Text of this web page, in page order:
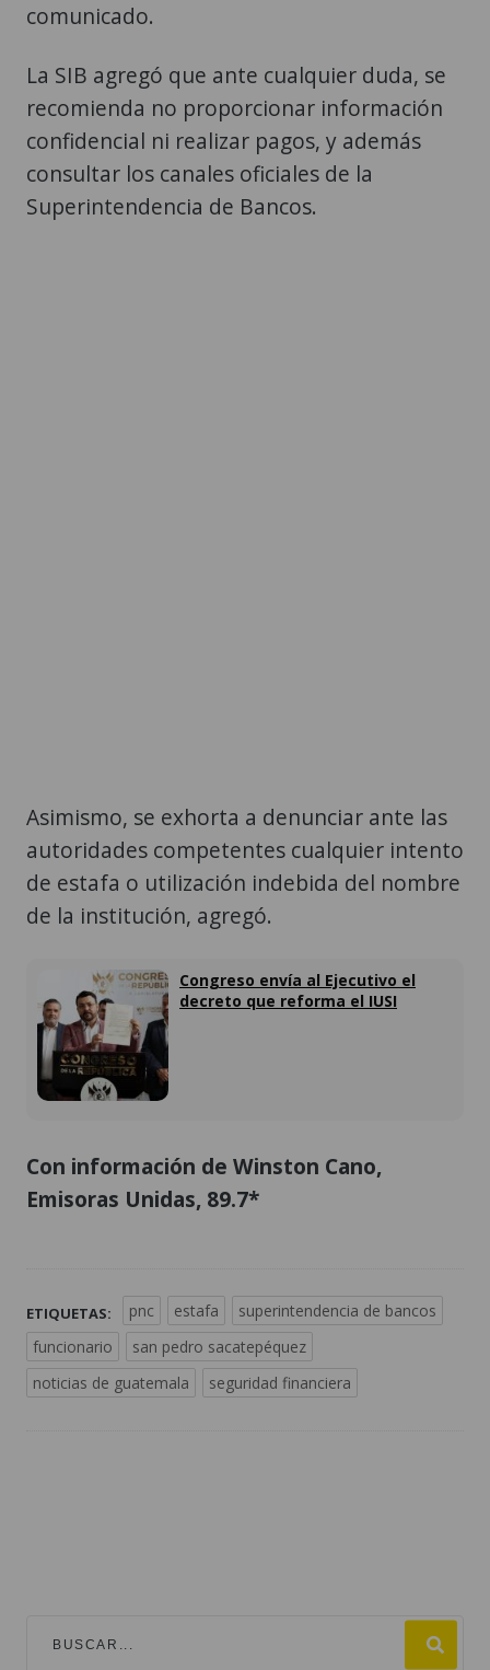
comunicado.
La SIB agregó que ante cualquier duda, se
recomienda no proporcionar información
confidencial ni realizar pagos, y además
consultar los canales oficiales de la
Superintendencia de Bancos.
Asimismo, se exhorta a denunciar ante las
autoridades competentes cualquier intento
de estafa o utilización indebida del nombre
de la institución, agregó.
Congreso envía al Ejecutivo el
decreto que reforma el IUSI
Con información de Winston Cano,
Emisoras Unidas, 89.7*
ETIQUETAS: pnc estafa
superintendencia de bancos
funcionario
san pedro sacatepéquez
noticias de guatemala
seguridad financiera